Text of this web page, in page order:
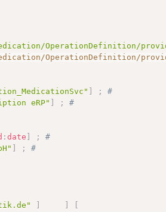
OperationDefinition/
OperationDefinition/
;
#
eRP" ;
#
:date ;
#
;
#